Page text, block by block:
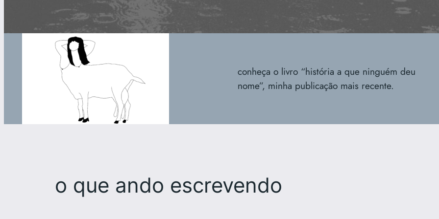
conheça o livro “história a que ninguém deu
nome”, minha publicação mais recente.
o que ando escrevendo